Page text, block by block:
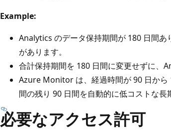
Example:
Analytics のデータ保持期間が 180 日間
があります。
合計保持期間を 180 日間に変更せずに、
Azure Monitor は、経過時間が 90 日から
間の残り 90 日間を自動的に低コストな長
必要なアクセス許可